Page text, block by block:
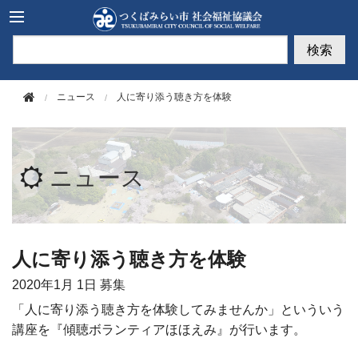
検索
ニュース 人に寄り添う聴き方を体験
ニュース
人に寄り添う聴き方を体験
2020年1月 1日 募集
「人に寄り添う聴き方を体験してみませんか」といういう
講座を『傾聴ボランティアほほえみ』が行います。